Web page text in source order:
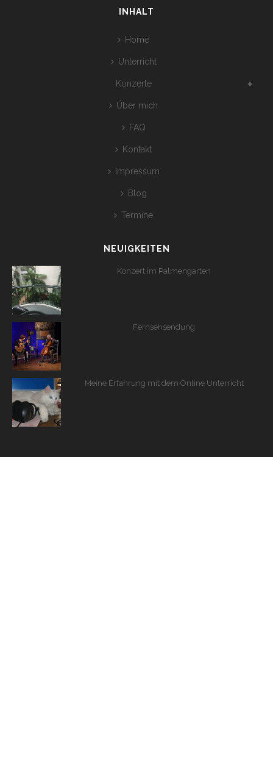
INHALT
Home
Unterricht
Konzerte
Über mich
FAQ
Kontakt
Impressum
Blog
Termine
NEUIGKEITEN
Konzert im Palmengarten
Fernsehsendung
Meine Erfahrung mit dem Online Unterricht